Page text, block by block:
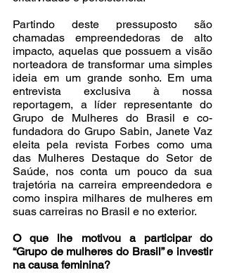
Partindo deste pressuposto são
chamadas empreendedoras de alto
impacto, aquelas que possuem a visão
norteadora de transformar uma simples
ideia em um grande sonho. Em uma
entrevista exclusiva à nossa
reportagem, a líder representante do
Grupo de Mulheres do Brasil e co-
fundadora do Grupo Sabin, Janete Vaz
eleita pela revista Forbes como uma
das Mulheres Destaque do Setor de
Saúde, nos conta um pouco da sua
trajetória na carreira empreendedora e
como inspira milhares de mulheres em
suas carreiras no Brasil e no exterior.
O que lhe motivou a participar do
“Grupo de mulheres do Brasil” e investir
na causa feminina?